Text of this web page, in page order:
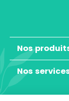
Nos
Nos